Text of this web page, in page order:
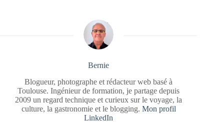
Bernie
Blogueur, photographe et rédacteur web basé à
Toulouse. Ingénieur de formation, je partage depuis
2009 un regard technique et curieux sur le voyage, la
culture, la gastronomie et le blogging. Mon profil
LinkedIn